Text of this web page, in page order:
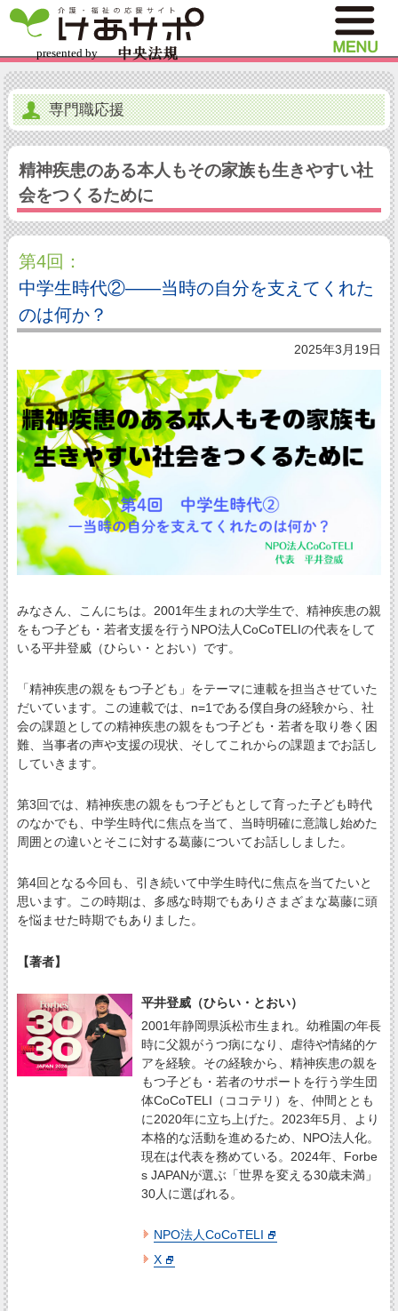
専門職応援
精神疾患のある本人もその家族も生きやすい社
会をつくるために
第4回：
中学生時代②――当時の自分を支えてくれた
のは何か？
2025年3月19日
みなさん、こんにちは。2001年生まれの大学生で、精神疾患の親
をもつ子ども・若者支援を行うNPO法人CoCoTELIの代表をして
いる平井登威（ひらい・とおい）です。
「精神疾患の親をもつ子ども」をテーマに連載を担当させていた
だいています。この連載では、n=1である僕自身の経験から、社
会の課題としての精神疾患の親をもつ子ども・若者を取り巻く困
難、当事者の声や支援の現状、そしてこれからの課題までお話し
していきます。
第3回では、精神疾患の親をもつ子どもとして育った子ども時代
のなかでも、中学生時代に焦点を当て、当時明確に意識し始めた
周囲との違いとそこに対する葛藤についてお話ししました。
第4回となる今回も、引き続いて中学生時代に焦点を当てたいと
思います。この時期は、多感な時期でもありさまざまな葛藤に頭
を悩ませた時期でもありました。
【著者】
平井登威（ひらい・とおい）
2001年静岡県浜松市生まれ。幼稚園の年長
時に父親がうつ病になり、虐待や情緒的ケ
アを経験。その経験から、精神疾患の親を
もつ子ども・若者のサポートを行う学生団
体CoCoTELI（ココテリ）を、仲間ととも
に2020年に立ち上げた。2023年5月、より
本格的な活動を進めるため、NPO法人化。
現在は代表を務めている。2024年、Forbe
s JAPANが選ぶ「世界を変える30歳未満」
30人に選ばれる。
NPO法人CoCoTELI
X